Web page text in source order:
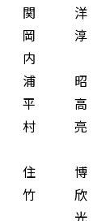
洋
岡 淳
内
浦 昭
平 高
北 村
博
欣
光